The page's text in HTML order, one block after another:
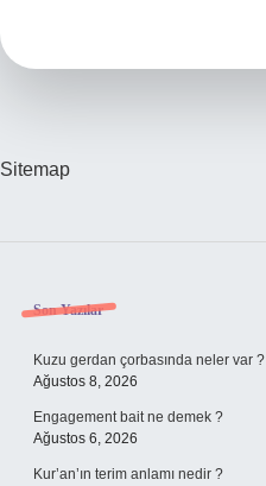
Sitemap
Sidebar
Son Yazılar
Kuzu gerdan çorbasında neler var ?
Ağustos 8, 2026
Engagement bait ne demek ?
Ağustos 6, 2026
Kur’an’ın terim anlamı nedir ?